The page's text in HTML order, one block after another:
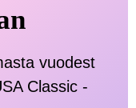
vuodest
Classic -